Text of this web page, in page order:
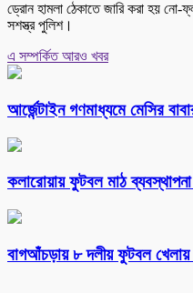
ড্রোন হামলা ঠেকাতে জারি করা হয়
সশস্ত্র পুলিশ।
এ সম্পর্কিত আরও খবর
আর্জেন্টাইন গণমাধ্যমে মেসির
কলারোয়ায় ফুটবল মাঠ
বাগআঁচড়ায় ৮ দলীয় ফুটবল খেলায়